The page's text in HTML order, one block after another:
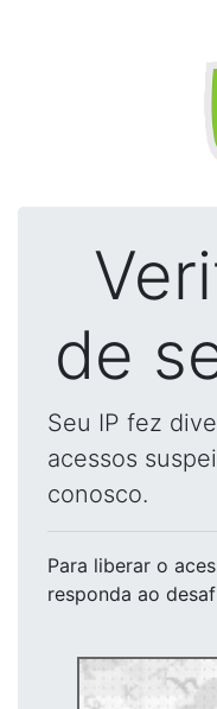
de
Seu IP fez
acessos
conosco.
Para liberar o
responda ao